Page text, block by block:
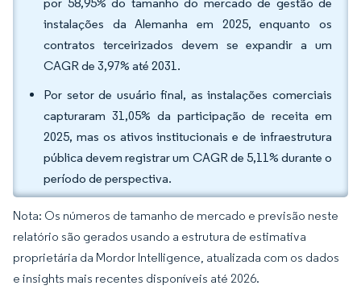
instalações da Alemanha em 2025, enquanto os
contratos terceirizados devem se expandir a um
CAGR de 3,97% até 2031.
Por setor de usuário final, as instalações comerciais
capturaram 31,05% da participação de receita em
2025, mas os ativos institucionais e de infraestrutura
pública devem registrar um CAGR de 5,11% durante o
período de perspectiva.
Nota: Os números de tamanho de mercado e previsão neste
relatório são gerados usando a estrutura de estimativa
proprietária da Mordor Intelligence, atualizada com os dados
e insights mais recentes disponíveis até 2026.